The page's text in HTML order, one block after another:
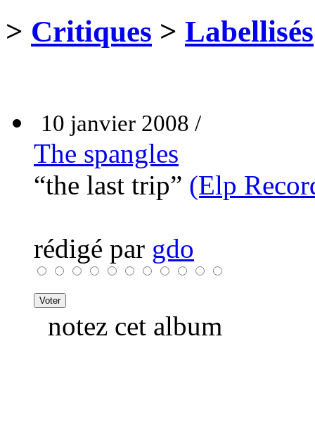
> Critiques > Labellisés
10 janvier 2008 /
The spangles
“the last trip” (Elp
rédigé par gdo
notez cet album